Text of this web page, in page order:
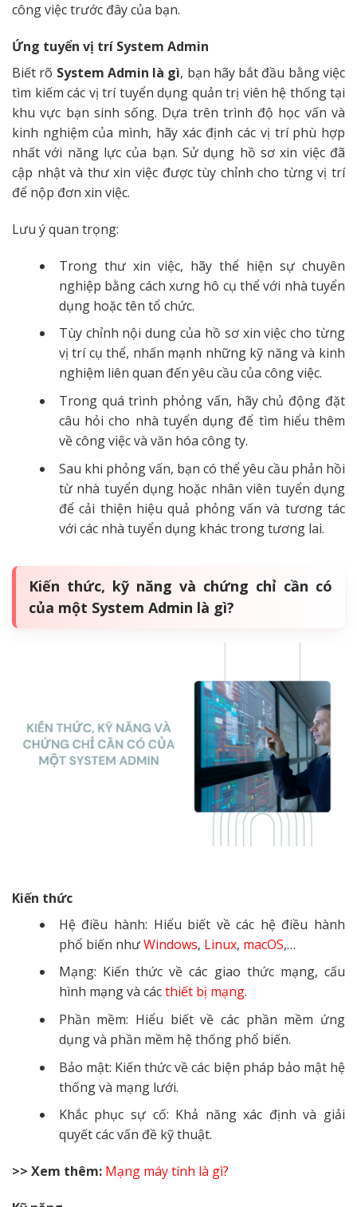
công việc trước đây của bạn.
Ứng tuyển vị trí System Admin
Biết rõ System Admin là gì, bạn hãy bắt đầu bằng việc
tìm kiếm các vị trí tuyển dụng quản trị viên hệ thống tại
khu vực bạn sinh sống. Dựa trên trình độ học vấn và
kinh nghiệm của mình, hãy xác định các vị trí phù hợp
nhất với năng lực của bạn. Sử dụng hồ sơ xin việc đã
cập nhật và thư xin việc được tùy chỉnh cho từng vị trí
để nộp đơn xin việc.
Lưu ý quan trọng:
Trong thư xin việc, hãy thể hiện sự chuyên
nghiệp bằng cách xưng hô cụ thể với nhà tuyển
dụng hoặc tên tổ chức.
Tùy chỉnh nội dung của hồ sơ xin việc cho từng
vị trí cụ thể, nhấn mạnh những kỹ năng và kinh
nghiệm liên quan đến yêu cầu của công việc.
Trong quá trình phỏng vấn, hãy chủ động đặt
câu hỏi cho nhà tuyển dụng để tìm hiểu thêm
về công việc và văn hóa công ty.
Sau khi phỏng vấn, bạn có thể yêu cầu phản hồi
từ nhà tuyển dụng hoặc nhân viên tuyển dụng
để cải thiện hiệu quả phỏng vấn và tương tác
với các nhà tuyển dụng khác trong tương lai.
Kiến thức, kỹ năng và chứng chỉ cần có
của một System Admin là gì?
Kiến thức
Hệ điều hành: Hiểu biết về các hệ điều hành
phổ biến nhưWindows, Linux, macOS,…
Mạng: Kiến thức về các giao thức mạng, cấu
hình mạng và cácthiết bị mạng.
Phần mềm: Hiểu biết về các phần mềm ứng
dụng và phần mềm hệ thống phổ biến.
Bảo mật: Kiến thức về các biện pháp bảo mật hệ
thống và mạng lưới.
Khắc phục sự cố: Khả năng xác định và giải
quyết các vấn đề kỹ thuật.
>> Xem thêm: Mạng máy tính là gì?